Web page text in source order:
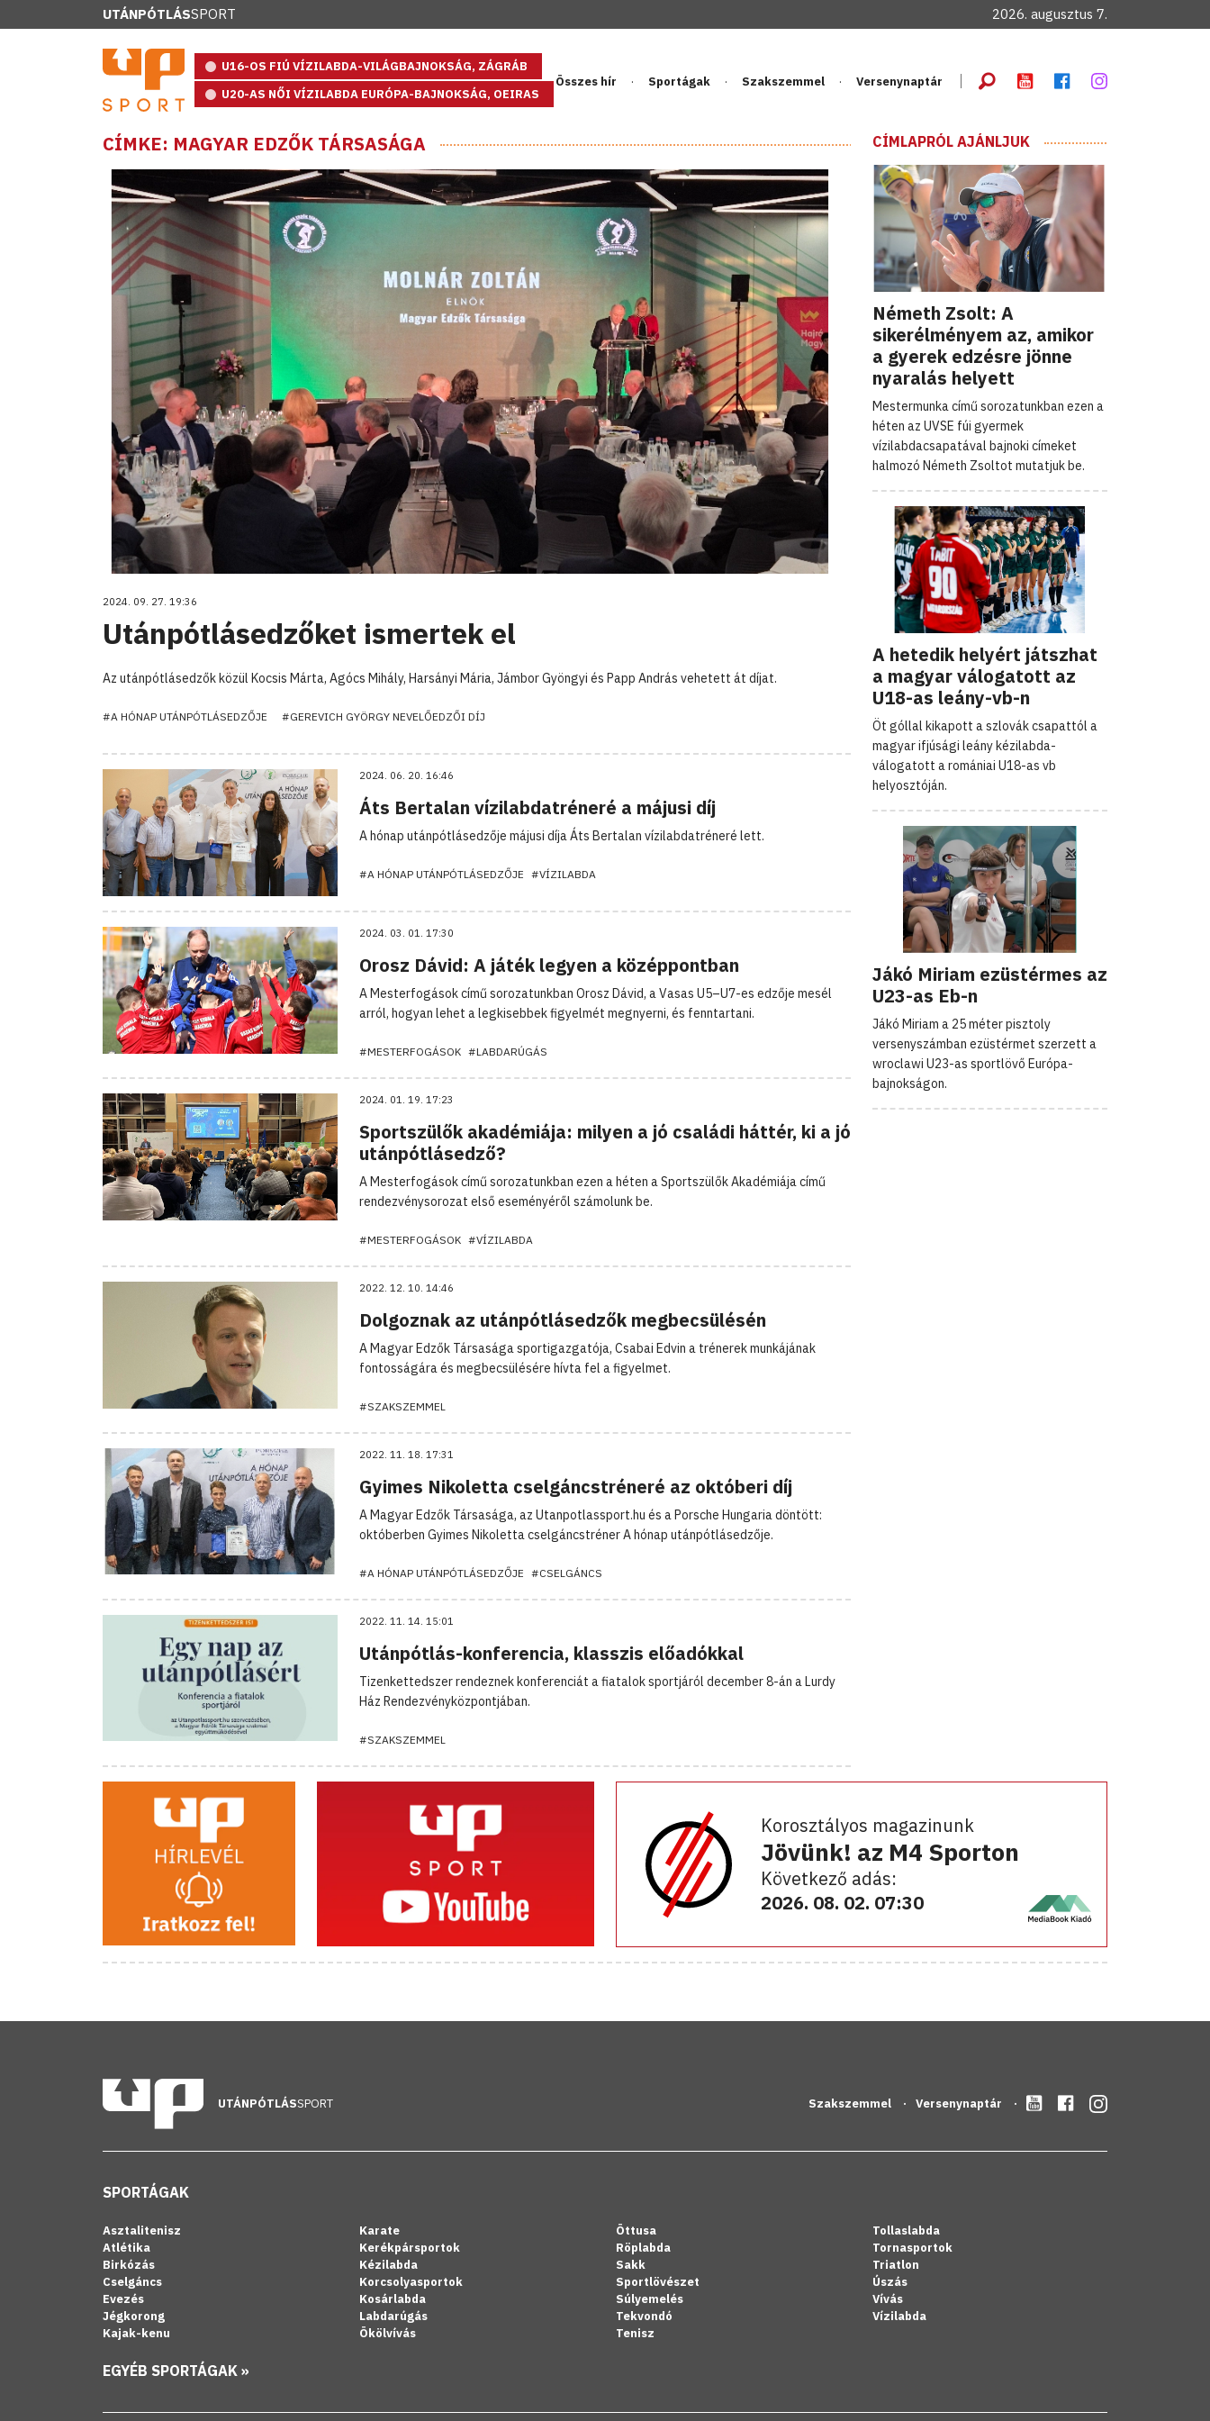
UTÁNPÓTLÁSSPORT 2026. augusztus 7.
U16-OS FIÚ VÍZILABDA-VILÁGBAJNOKSÁG, ZÁGRÁB
U20-AS NŐI VÍZILABDA EURÓPA-BAJNOKSÁG, OEIRAS
Összes hír Sportágak Szakszemmel Versenynaptár
CÍMKE: MAGYAR EDZŐK TÁRSASÁGA
2024. 09. 27. 19:36
Utánpótlásedzőket ismertek el
Az utánpótlásedzők közül Kocsis Márta, Agócs Mihály, Harsányi Mária, Jámbor Gyöngyi és Papp András vehetett át díjat.
#A HÓNAP UTÁNPÓTLÁSEDZŐJE #GEREVICH GYÖRGY NEVELŐEDZŐI DÍJ
2024. 06. 20. 16:46
Áts Bertalan vízilabdatréneré a májusi díj
A hónap utánpótlásedzője májusi díja Áts Bertalan vízilabdatréneré lett.
#A HÓNAP UTÁNPÓTLÁSEDZŐJE #VÍZILABDA
2024. 03. 01. 17:30
Orosz Dávid: A játék legyen a középpontban
A Mesterfogások című sorozatunkban Orosz Dávid, a Vasas U5–U7-es edzője mesél
arról, hogyan lehet a legkisebbek figyelmét megnyerni, és fenntartani.
#MESTERFOGÁSOK #LABDARÚGÁS
2024. 01. 19. 17:23
Sportszülők akadémiája: milyen a jó családi háttér, ki a jó
utánpótlásedző?
A Mesterfogások című sorozatunkban ezen a héten a Sportszülők Akadémiája című
rendezvénysorozat első eseményéről számolunk be.
#MESTERFOGÁSOK #VÍZILABDA
2022. 12. 10. 14:46
Dolgoznak az utánpótlásedzők megbecsülésén
A Magyar Edzők Társasága sportigazgatója, Csabai Edvin a trénerek munkájának
fontosságára és megbecsülésére hívta fel a figyelmet.
#SZAKSZEMMEL
2022. 11. 18. 17:31
Gyimes Nikoletta cselgáncstréneré az októberi díj
A Magyar Edzők Társasága, az Utanpotlassport.hu és a Porsche Hungaria döntött:
októberben Gyimes Nikoletta cselgáncstréner A hónap utánpótlásedzője.
#A HÓNAP UTÁNPÓTLÁSEDZŐJE #CSELGÁNCS
2022. 11. 14. 15:01
Utánpótlás-konferencia, klasszis előadókkal
Tizenkettedszer rendeznek konferenciát a fiatalok sportjáról december 8-án a Lurdy
Ház Rendezvényközpontjában.
#SZAKSZEMMEL
CÍMLAPRÓL AJÁNLJUK
Németh Zsolt: A
sikerélményem az, amikor
a gyerek edzésre jönne
nyaralás helyett
Mestermunka című sorozatunkban ezen a
héten az UVSE fúi gyermek
vízilabdacsapatával bajnoki címeket
halmozó Németh Zsoltot mutatjuk be.
A hetedik helyért játszhat
a magyar válogatott az
U18-as leány-vb-n
Öt góllal kikapott a szlovák csapattól a
magyar ifjúsági leány kézilabda-
válogatott a romániai U18-as vb
helyosztóján.
Jákó Miriam ezüstérmes az
U23-as Eb-n
Jákó Miriam a 25 méter pisztoly
versenyszámban ezüstérmet szerzett a
wroclawi U23-as sportlövő Európa-
bajnokságon.
Korosztályos magazinunk
Jövünk! az M4 Sporton
Következő adás:
2026. 08. 02. 07:30
UTÁNPÓTLÁSSPORT Szakszemmel Versenynaptár
SPORTÁGAK
Asztalitenisz
Atlétika
Birkózás
Cselgáncs
Evezés
Jégkorong
Kajak-kenu
Karate
Kerékpársportok
Kézilabda
Korcsolyasportok
Kosárlabda
Labdarúgás
Ökölvívás
Öttusa
Röplabda
Sakk
Sportlövészet
Súlyemelés
Tekvondó
Tenisz
Tollaslabda
Tornasportok
Triatlon
Úszás
Vívás
Vízilabda
EGYÉB SPORTÁGAK »